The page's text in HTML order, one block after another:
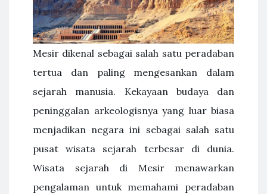
Mesir dikenal sebagai salah satu peradaban
tertua dan paling mengesankan dalam
sejarah manusia. Kekayaan budaya dan
peninggalan arkeologisnya yang luar biasa
menjadikan negara ini sebagai salah satu
pusat wisata sejarah terbesar di dunia.
Wisata sejarah di Mesir menawarkan
pengalaman untuk memahami peradaban